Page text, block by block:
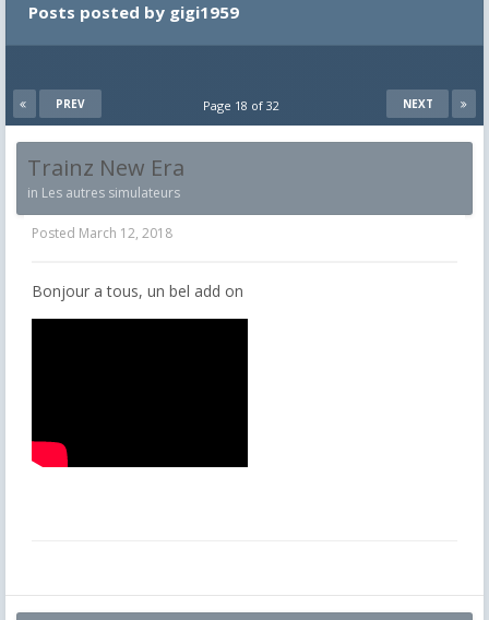
Posts posted by gigi1959
PREV NEXT
Page 18 of 32
Trainz New Era
in Les autres simulateurs
Posted March 12, 2018
Bonjour a tous, un bel add on